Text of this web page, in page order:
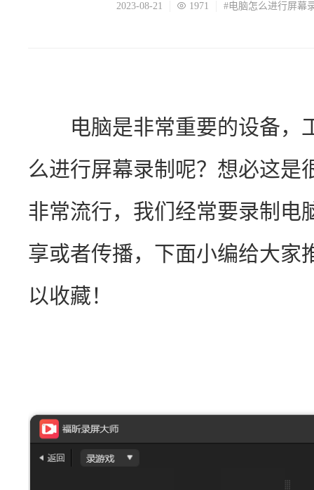
2023-08-21 1971 #电脑怎么进行屏幕
电脑是非常重要的设备，
么进行屏幕录制呢？想必这是
非常流行，我们经常要录制电
享或者传播，下面小编给大家
以收藏！